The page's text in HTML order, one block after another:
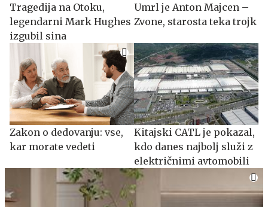
Tragedija na Otoku,
legendarni Mark Hughes
izgubil sina
Umrl je Anton Majcen –
Zvone, starosta teka trojk
Zakon o dedovanju: vse,
kar morate vedeti
Kitajski CATL je pokazal,
kdo danes najbolj služi z
električnimi avtomobili